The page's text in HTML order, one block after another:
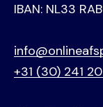
IBAN: NL33
+31 (30) 241